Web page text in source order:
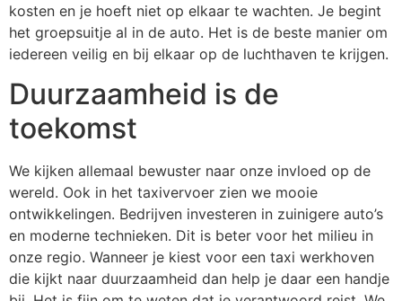
kosten en je hoeft niet op elkaar te wachten. Je begint
het groepsuitje al in de auto. Het is de beste manier om
iedereen veilig en bij elkaar op de luchthaven te krijgen.
Duurzaamheid is de
toekomst
We kijken allemaal bewuster naar onze invloed op de
wereld. Ook in het taxivervoer zien we mooie
ontwikkelingen. Bedrijven investeren in zuinigere auto’s
en moderne technieken. Dit is beter voor het milieu in
onze regio. Wanneer je kiest voor een taxi werkhoven
die kijkt naar duurzaamheid dan help je daar een handje